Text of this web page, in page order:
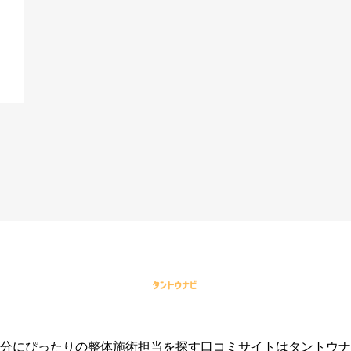
にぴったりの整体施術担当を探す口コミサイトはタントウ